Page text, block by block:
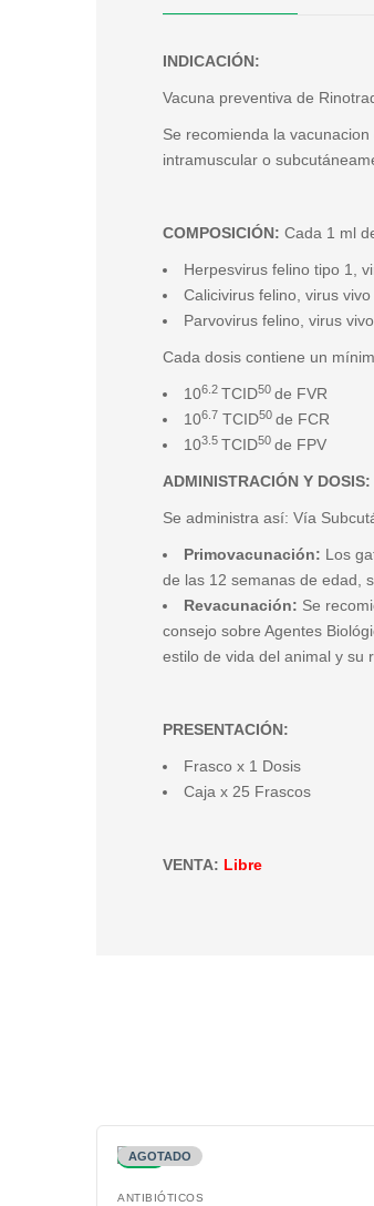
INDICACIÓN:
Vacuna preventiva de
Se recomienda la
intramuscular o
COMPOSICIÓN: Cada 1 ml
Herpesvirus felino tipo 1,
Calicivirus felino, virus
Parvovirus felino, virus
Cada dosis contiene un
106.2 TCID50 de FVR
106.7 TCID50 de FCR
103.5 TCID50 de FPV
ADMINISTRACIÓN Y DOSIS:
Se administra así: Vía
Primovacunación: Los
de las 12 semanas de edad,
Revacunación: Se
consejo sobre Agentes
estilo de vida del animal y su
PRESENTACIÓN:
Frasco x 1 Dosis
Caja x 25 Frascos
VENTA: Libre
-11%
AGOTADO
ANTIBIÓTICOS